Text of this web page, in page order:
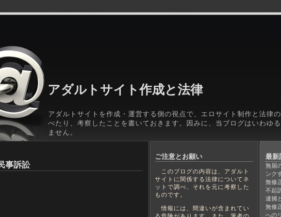
アダルトサイト作成と法律
アダルトサイトを作成・運営する側の視点で、エロサイト制作と法律
べたり、考察したことを書いておきます。因みに、当ブログはいわゆ
ません。
事訴訟
ご注意とお願い
このブログの内容は、アダルト
サイトに関係する法律についてネ
ットで調べ、それを元に考察した
ものです。
情報には、間違いが含まれてい
最新
無届
ンク
無修
不起
逮捕
無修
への